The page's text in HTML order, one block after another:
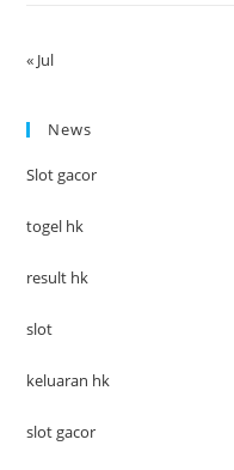
« Jul
News
Slot gacor
togel hk
result hk
slot
keluaran hk
slot gacor